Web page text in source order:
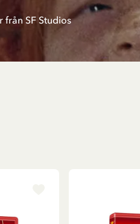
SF Studios